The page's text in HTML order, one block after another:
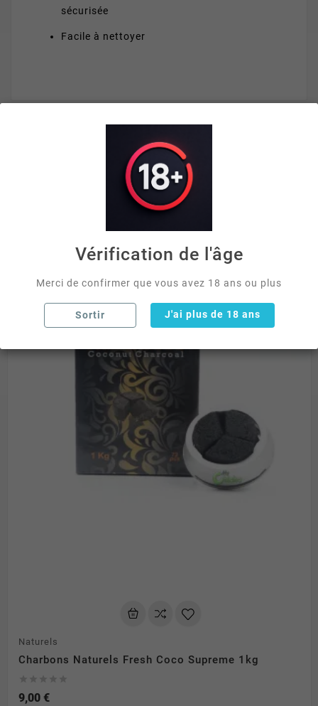
sécurisée
Facile à nettoyer
VOUS AIMEREZ AUSSI
 
Naturels
Charbons Naturels Fresh Coco Supreme 1kg
9,00 €
Vérification de l'âge
Merci de confirmer que vous avez 18 ans ou plus
Sortir J'ai plus de 18 ans